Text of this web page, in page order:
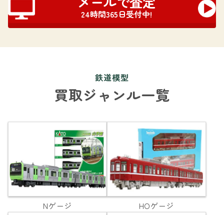
24時間365日受付中!
鉄道模型
買取ジャンル一覧
Nゲージ HOゲージ